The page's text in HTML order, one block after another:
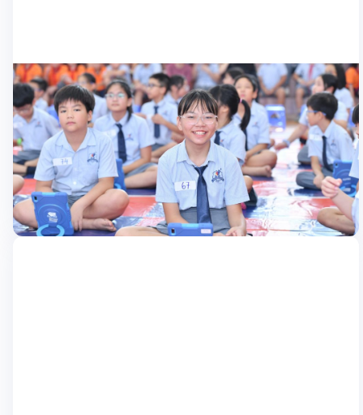
Học sinh
Học sinh trường Sài Đồng tham gia sân chơi
chuyển đổi số qua hội thi “Rung chuông
Vàng”
Khác với những Hội thi “Rung chuông vàng” thường thấy, khi
học sinh dùng bút và bảng truyền thống để trả lời câu hỏi. Các
bạn học sinh trường Tiểu học Đô thị Sài Đồng (quận Long Biên,
TP. Hà Nội) lần đầu tiên được tham gia một sân chơi chuyển đổi
số khi dùng […]
07/10/2024